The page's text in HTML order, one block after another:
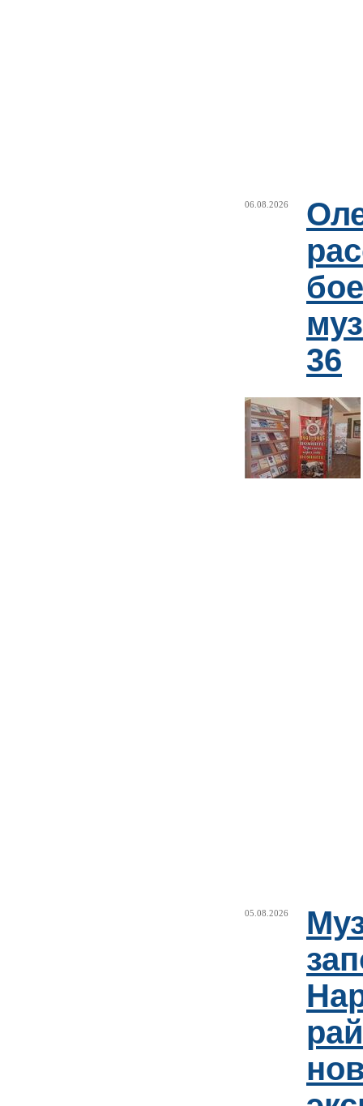
06.08.2026
36
05.08.2026